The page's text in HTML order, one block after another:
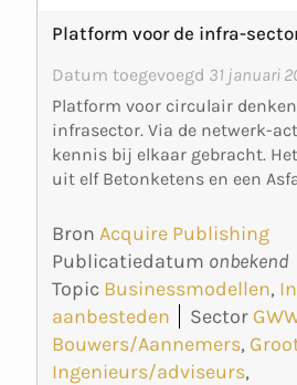
Platform voor de infra-
Datum toegevoegd 31 januari
Platform voor circulair
infrasector. Via de netwerk-
kennis bij elkaar gebracht.
uit elf Betonketens en een
Bron Acquire Publishing
Publicatiedatum onbekend
Topic Businessmodellen,
aanbesteden
Sector
Bouwers/Aannemers,
Ingenieurs/adviseurs,